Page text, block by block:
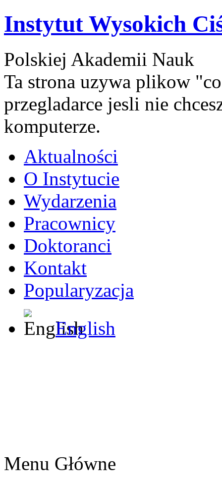
Instytut Wysokich
Polskiej Akademii Nauk
Ta strona uzywa plikow
przegladarce jesli nie
komputerze.
Aktualności
O Instytucie
Wydarzenia
Pracownicy
Doktoranci
Kontakt
Popularyzacja
English
Menu Główne